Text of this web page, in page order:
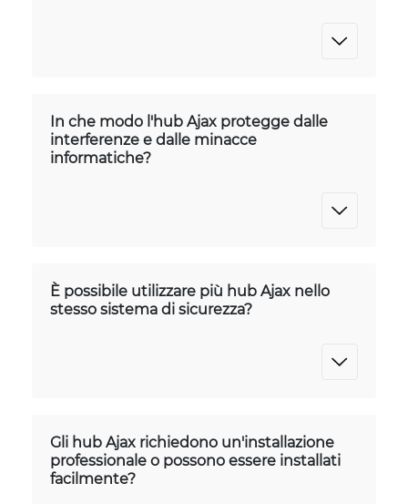
In che modo l'hub Ajax protegge dalle
interferenze e dalle minacce
informatiche?
È possibile utilizzare più hub Ajax nello
stesso sistema di sicurezza?
Gli hub Ajax richiedono un'installazione
professionale o possono essere installati
facilmente?